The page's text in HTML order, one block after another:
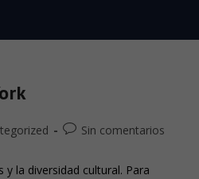
Sin comentarios
y la diversidad cultural. Para